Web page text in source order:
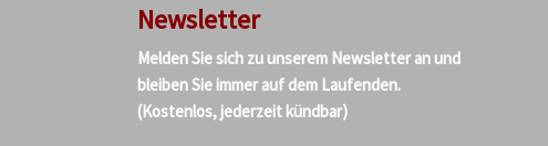
Newsletter
Melden Sie sich zu unserem Newsletter an und
bleiben Sie immer auf dem Laufenden.
(Kostenlos, jederzeit kündbar)